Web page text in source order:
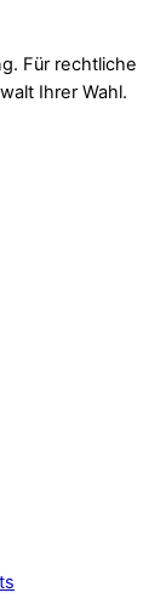
Für rechtliche
Ihrer Wahl.